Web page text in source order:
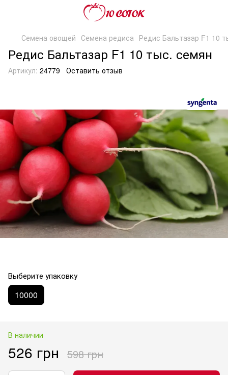
Семена овощей Семена редиса Редис Бальтазар F1 10
Редис Бальтазар F1 10 тыс. семян
Артикул: 24779 Оставить отзыв
Выберите упаковку
10000
В наличии
526 грн 598 грн